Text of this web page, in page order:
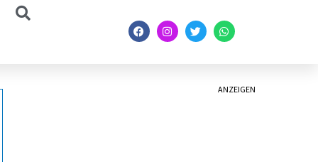
ANZEIGEN